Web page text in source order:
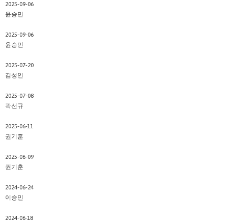
2025-09-06
윤승민
2025-09-06
윤승민
2025-07-20
김성인
2025-07-08
곽선규
2025-06-11
권기훈
2025-06-09
권기훈
2024-06-24
이승민
2024-06-18